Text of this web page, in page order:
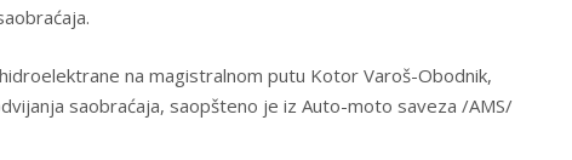
na magistralnom putu Kotor Varoš-Obodnik,
saobraćaja, saopšteno je iz Auto-moto saveza /AMS/